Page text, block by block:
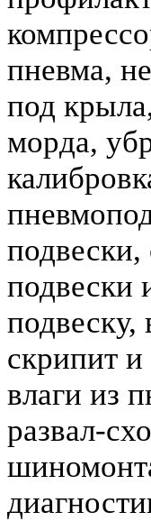
пневма,
под
морда,
подвески
подвеску,
скрипит и
влаги из
развал-